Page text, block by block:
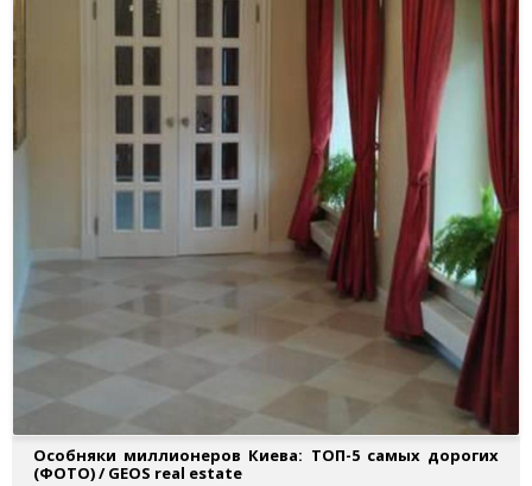
Особняки миллионеров Киева: ТОП-5 самых дорогих
(ФОТО) / GEOS real estate